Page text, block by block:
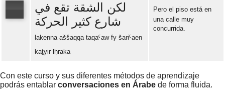
لكن الشقة تقع في
شارع كثير الحركة
lakenna aššaqqa taqaˁaw fy šariˁaen
kaṯyir lḥraka
Pero el piso está en
una calle muy
concurrida.
Con este curso y sus diferentes métodos de aprendizaje
podrás entablar conversaciones en Árabe de forma fluida.